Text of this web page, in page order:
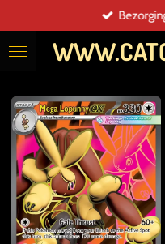
direct
naar